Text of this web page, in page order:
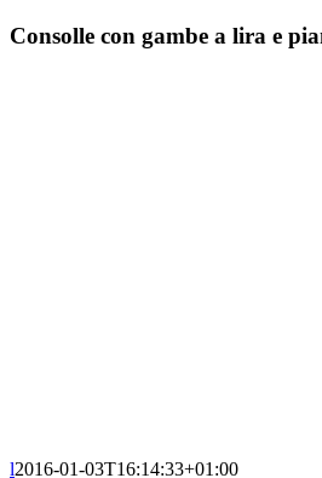
Consolle con gambe a lira e
l2016-01-03T16:14:33+01:00